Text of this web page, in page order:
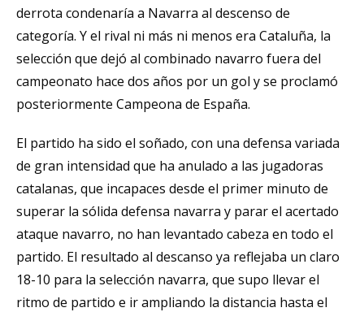
derrota condenaría a Navarra al descenso de
categoría. Y el rival ni más ni menos era Cataluña, la
selección que dejó al combinado navarro fuera del
campeonato hace dos años por un gol y se proclamó
posteriormente Campeona de España.
El partido ha sido el soñado, con una defensa variada
de gran intensidad que ha anulado a las jugadoras
catalanas, que incapaces desde el primer minuto de
superar la sólida defensa navarra y parar el acertado
ataque navarro, no han levantado cabeza en todo el
partido. El resultado al descanso ya reflejaba un claro
18-10 para la selección navarra, que supo llevar el
ritmo de partido e ir ampliando la distancia hasta el